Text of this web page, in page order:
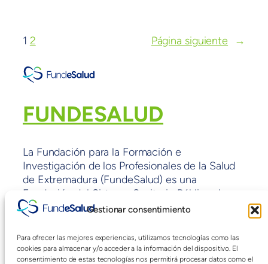
Gestionar consentimiento
Para ofrecer las mejores experiencias, utilizamos tecnologías como las
cookies para almacenar y/o acceder a la información del dispositivo. El
consentimiento de estas tecnologías nos permitirá procesar datos como el
1 2 Página siguiente →
FUNDESALUD
La Fundación para la Formación e
Investigación de los Profesionales de la Salud
de Extremadura (FundeSalud) es una
Fundación del Sistema Sanitario Público de
Extremadura sin ánimo de lucro y con fines de
interés general adscrita a la Consejería de
Sanidad y políticas Sociales de la Junta de
Extremadura.